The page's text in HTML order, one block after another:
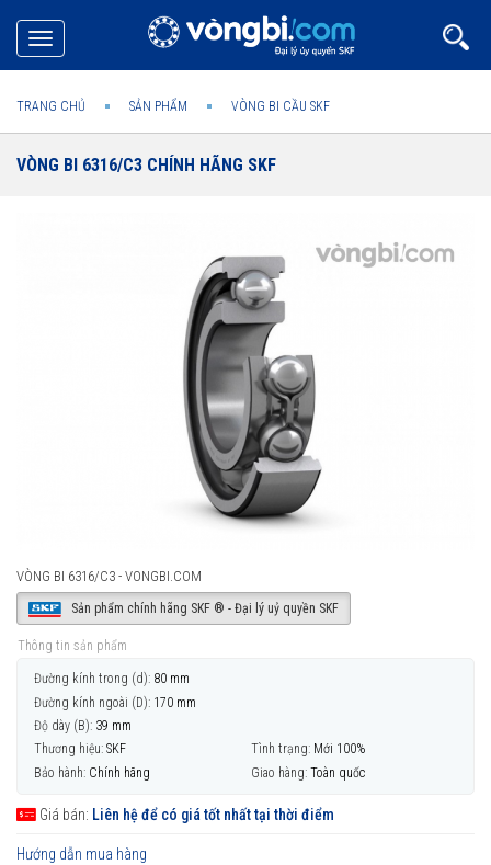
Toggle
navigation
TRANG CHỦ SẢN PHẨM VÒNG BI CẦU SKF
VÒNG BI 6316/C3 CHÍNH HÃNG SKF
VÒNG BI 6316/C3 - VONGBI.COM
Sản phẩm chính hãng SKF ® - Đại lý uỷ quyền SKF
Thông tin sản phẩm
Đường kính trong (d): 80 mm
Đường kính ngoài (D): 170 mm
Độ dày (B): 39 mm
Thương hiệu: SKF Tình trạng: Mới 100%
Bảo hành: Chính hãng Giao hàng: Toàn quốc
Giá bán: Liên hệ để có giá tốt nhất tại thời điểm
Hướng dẫn mua hàng